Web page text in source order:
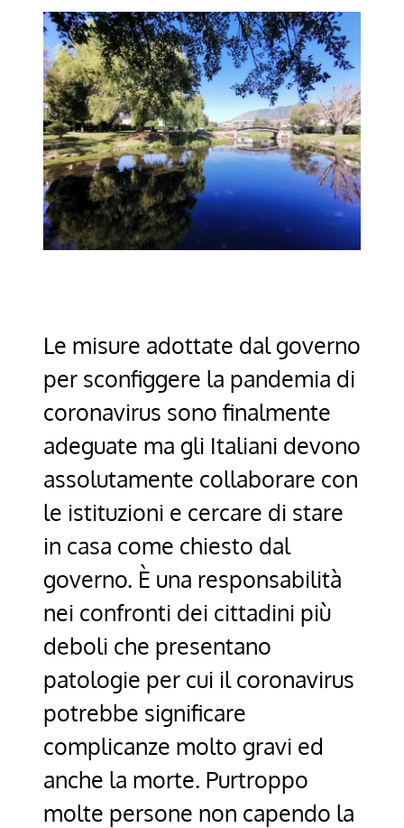
Le misure adottate dal governo
per sconfiggere la pandemia di
coronavirus sono finalmente
adeguate ma gli Italiani devono
assolutamente collaborare con
le istituzioni e cercare di stare
in casa come chiesto dal
governo. È una responsabilità
nei confronti dei cittadini più
deboli che presentano
patologie per cui il coronavirus
potrebbe significare
complicanze molto gravi ed
anche la morte. Purtroppo
molte persone non capendo la